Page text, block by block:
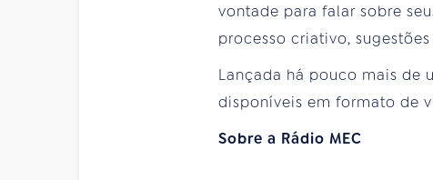
vontade para falar sobre
processo criativo,
Lançada há pouco mais de
disponíveis em formato de
Sobre a Rádio MEC